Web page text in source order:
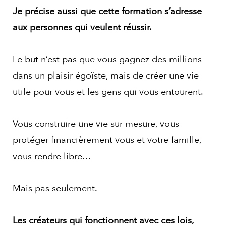
Je précise aussi que cette formation s’adresse
aux personnes qui veulent réussir.
Le but n’est pas que vous gagnez des millions
dans un plaisir égoïste, mais de créer une vie
utile pour vous et les gens qui vous entourent.
Vous construire une vie sur mesure, vous
protéger financièrement vous et votre famille,
vous rendre libre…
Mais pas seulement.
Les créateurs qui fonctionnent avec ces lois,